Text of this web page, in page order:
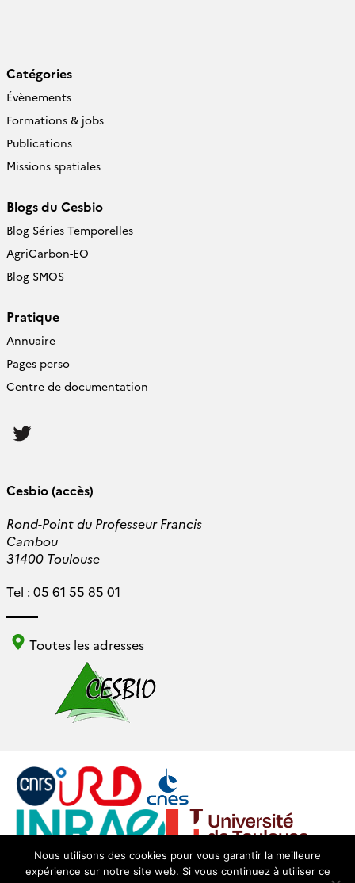
Catégories
Évènements
Formations & jobs
Publications
Missions spatiales
Blogs du Cesbio
Blog Séries Temporelles
AgriCarbon-EO
Blog SMOS
Pratique
Annuaire
Pages perso
Centre de documentation
Cesbio (accès)
Rond-Point du Professeur Francis
Cambou
31400 Toulouse
Tel : 05 61 55 85 01
Toutes les adresses
Nous utilisons des cookies pour vous garantir la meilleure
expérience sur notre site web. Si vous continuez à utiliser ce